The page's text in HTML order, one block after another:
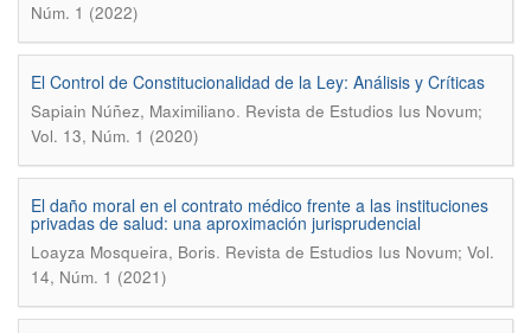
Núm. 1 (2022)
El Control de Constitucionalidad de la Ley: Análisis y Críticas
Sapiain Núñez, Maximiliano. Revista de Estudios Ius Novum;
Vol. 13, Núm. 1 (2020)
El daño moral en el contrato médico frente a las instituciones
privadas de salud: una aproximación jurisprudencial
Loayza Mosqueira, Boris. Revista de Estudios Ius Novum; Vol.
14, Núm. 1 (2021)